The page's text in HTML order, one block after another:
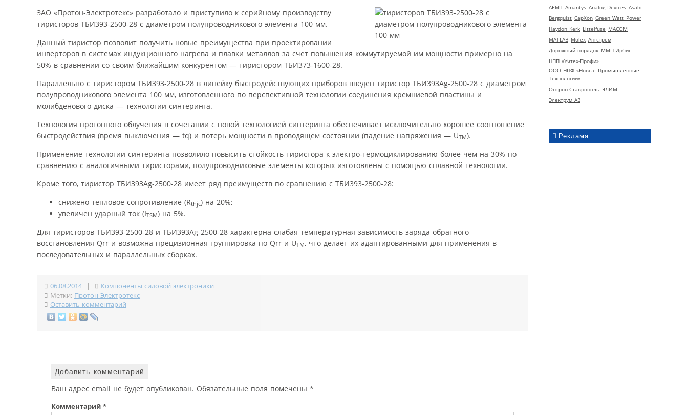
AEMT Amantys Analog Devices Asahi
Bergquist CapXon Green Watt Power
Haydon Kerk Littelfuse MACOM
MATLAB Molex Ангстрем
Дорожный порядок ММП-Ирбис
НПП «Учтех-Профи»
ООО НПФ «Новые Промышленные
Технологии»
Оптрон-Ставрополь ЭЛИМ
Электрум АВ
Реклама
ЗАО «Протон-Электротекс» разработало и приступило к серийному производству
тиристоров ТБИ393-2500-28 с диаметром полупроводникового элемента 100 мм.
Данный тиристор позволит получить новые преимущества при проектировании
инверторов в системах индукционного нагрева и плавки металлов за счет повышения коммутируемой им мощности примерно на
50% в сравнении со своим ближайшим конкурентом — тиристором ТБИ373-1600-28.
Параллельно с тиристором ТБИ393-2500-28 в линейку быстродействующих приборов введен тиристор ТБИ393Ag-2500-28 с диаметром
полупроводникового элемента 100 мм, изготовленного по перспективной технологии соединения кремниевой пластины и
молибденового диска — технологии синтеринга.
Технология протонного облучения в сочетании с новой технологией синтеринга обеспечивает исключительно хорошее соотношение
быстродействия (время выключения — tq) и потерь мощности в проводящем состоянии (падение напряжения — UTM).
Применение технологии синтеринга позволило повысить стойкость тиристора к электро-термоциклированию более чем на 30% по
сравнению с аналогичными тиристорами, полупроводниковые элементы которых изготовлены с помощью сплавной технологии.
Кроме того, тиристор ТБИ393Ag-2500-28 имеет ряд преимуществ по сравнению с ТБИ393-2500-28:
снижено тепловое сопротивление (Rthjc) на 20%;
увеличен ударный ток (ITSM) на 5%.
Для тиристоров ТБИ393-2500-28 и ТБИ393Ag-2500-28 характерна слабая температурная зависимость заряда обратного
восстановления Qrr и возможна прецизионная группировка по Qrr и UTM, что делает их адаптированными для применения в
последовательных и параллельных сборках.
06.08.2014 |
Компоненты силовой электроники
Метки: Протон-Электротекс
Оставить комментарий
Добавить комментарий
Ваш адрес email не будет опубликован. Обязательные поля помечены *
Комментарий *